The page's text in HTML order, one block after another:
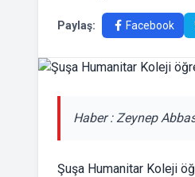
Paylaş: Facebook
Haber : Zeynep
Şuşa Humanitar Koleji